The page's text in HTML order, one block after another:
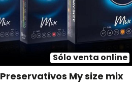
Sólo venta online
Preservativos My size mix